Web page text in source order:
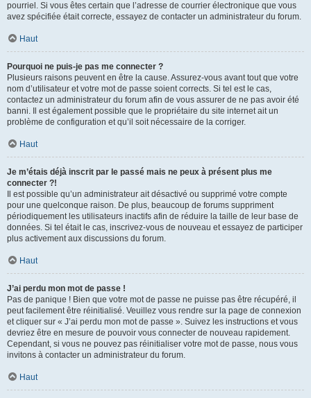
pourriel. Si vous êtes certain que l’adresse de courrier électronique que vous
avez spécifiée était correcte, essayez de contacter un administrateur du forum.
Haut
Pourquoi ne puis-je pas me connecter ?
Plusieurs raisons peuvent en être la cause. Assurez-vous avant tout que votre
nom d’utilisateur et votre mot de passe soient corrects. Si tel est le cas,
contactez un administrateur du forum afin de vous assurer de ne pas avoir été
banni. Il est également possible que le propriétaire du site internet ait un
problème de configuration et qu’il soit nécessaire de la corriger.
Haut
Je m’étais déjà inscrit par le passé mais ne peux à présent plus me
connecter ?!
Il est possible qu’un administrateur ait désactivé ou supprimé votre compte
pour une quelconque raison. De plus, beaucoup de forums suppriment
périodiquement les utilisateurs inactifs afin de réduire la taille de leur base de
données. Si tel était le cas, inscrivez-vous de nouveau et essayez de participer
plus activement aux discussions du forum.
Haut
J’ai perdu mon mot de passe !
Pas de panique ! Bien que votre mot de passe ne puisse pas être récupéré, il
peut facilement être réinitialisé. Veuillez vous rendre sur la page de connexion
et cliquer sur « J’ai perdu mon mot de passe ». Suivez les instructions et vous
devriez être en mesure de pouvoir vous connecter de nouveau rapidement.
Cependant, si vous ne pouvez pas réinitialiser votre mot de passe, nous vous
invitons à contacter un administrateur du forum.
Haut